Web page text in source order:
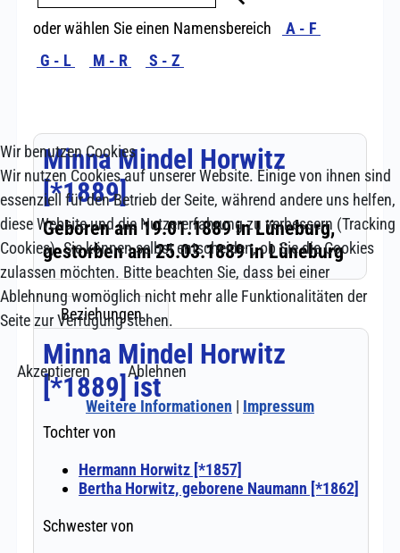
Wir benutzen Cookies
Wir nutzen Cookies auf unserer Website. Einige von ihnen sind
essenziell für den Betrieb der Seite, während andere uns helfen,
diese Website und die Nutzererfahrung zu verbessern (Tracking
Cookies). Sie können selbst entscheiden, ob Sie die Cookies
zulassen möchten. Bitte beachten Sie, dass bei einer
Ablehnung womöglich nicht mehr alle Funktionalitäten der
Seite zur Verfügung stehen.
Akzeptieren
Ablehnen
Weitere Informationen | Impressum